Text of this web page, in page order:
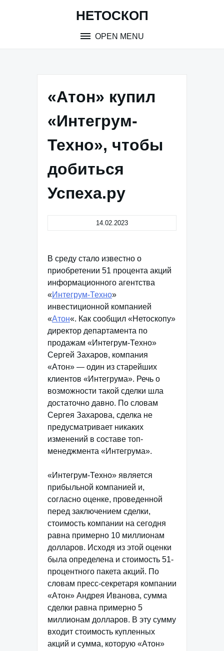
НЕТОСКОП
OPEN MENU
«Атон» купил
«Интегрум-
Техно», чтобы
добиться
Успеха.ру
14.02.2023
В среду стало известно о
приобретении 51 процента акций
информационного агентства
«Интегрум-Техно»
инвестиционной компанией
«Атон«. Как сообщил «Нетоскопу»
директор департамента по
продажам «Интегрум-Техно»
Сергей Захаров, компания
«Атон» — один из старейших
клиентов «Интегрума». Речь о
возможности такой сделки шла
достаточно давно. По словам
Сергея Захарова, сделка не
предусматривает никаких
изменений в составе топ-
менеджмента «Интегрума».
«Интегрум-Техно» является
прибыльной компанией и,
согласно оценке, проведенной
перед заключением сделки,
стоимость компании на сегодня
равна примерно 10 миллионам
долларов. Исходя из этой оценки
была определена и стоимость 51-
процентного пакета акций. По
словам пресс-секретаря компании
«Атон» Андрея Иванова, сумма
сделки равна примерно 5
миллионам долларов. В эту сумму
входит стоимость купленных
акций и сумма, которую «Атон»